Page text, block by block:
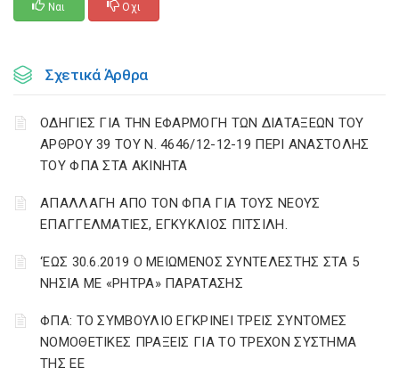
Ναι Οχι
Σχετικά Άρθρα
ΟΔΗΓΙΕΣ ΓΙΑ ΤΗΝ ΕΦΑΡΜΟΓΗ ΤΩΝ ΔΙΑΤΑΞΕΩΝ ΤΟΥ
ΑΡΘΡΟΥ 39 ΤΟΥ Ν. 4646/12-12-19 ΠΕΡΙ ΑΝΑΣΤΟΛΗΣ
ΤΟΥ ΦΠΑ ΣΤΑ ΑΚΙΝΗΤΑ
ΑΠΑΛΛΑΓΗ ΑΠΟ ΤΟΝ ΦΠΑ ΓΙΑ ΤΟΥΣ ΝΕΟΥΣ
ΕΠΑΓΓΕΛΜΑΤΙΕΣ, ΕΓΚΥΚΛΙΟΣ ΠΙΤΣΙΛΗ.
‘ΕΩΣ 30.6.2019 Ο ΜΕΙΩΜΕΝΟΣ ΣΥΝΤΕΛΕΣΤΗΣ ΣΤΑ 5
ΝΗΣΙΑ ΜΕ «ΡΗΤΡΑ» ΠΑΡΑΤΑΣΗΣ
ΦΠΑ: ΤΟ ΣΥΜΒΟΥΛΙΟ ΕΓΚΡΙΝΕΙ ΤΡΕΙΣ ΣΥΝΤΟΜΕΣ
ΝΟΜΟΘΕΤΙΚΕΣ ΠΡΑΞΕΙΣ ΓΙΑ ΤΟ ΤΡΕΧΟΝ ΣΥΣΤΗΜΑ
ΤΗΣ ΕΕ